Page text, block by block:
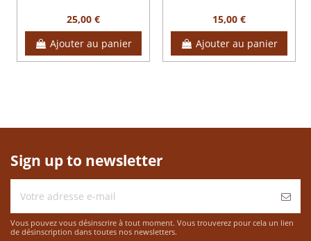
25,00 €
Ajouter au panier
15,00 €
Ajouter au panier
Sign up to newsletter
Vous pouvez vous désinscrire à tout moment. Vous trouverez pour cela un lien
de désinscription dans toutes nos newsletters.